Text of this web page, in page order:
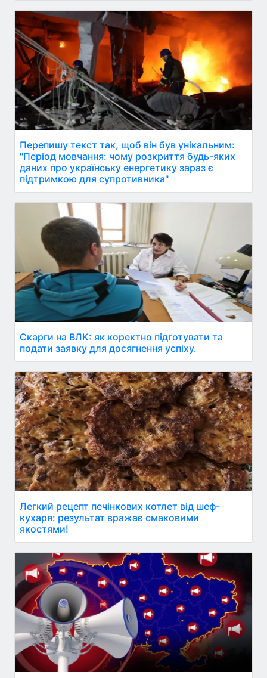
Перепишу текст так, щоб він був унікальним:
"Період мовчання: чому розкриття будь-яких
даних про українську енергетику зараз є
підтримкою для супротивника"
Скарги на ВЛК: як коректно підготувати та
подати заявку для досягнення успіху.
Легкий рецепт печінкових котлет від шеф-
кухаря: результат вражає смаковими
якостями!